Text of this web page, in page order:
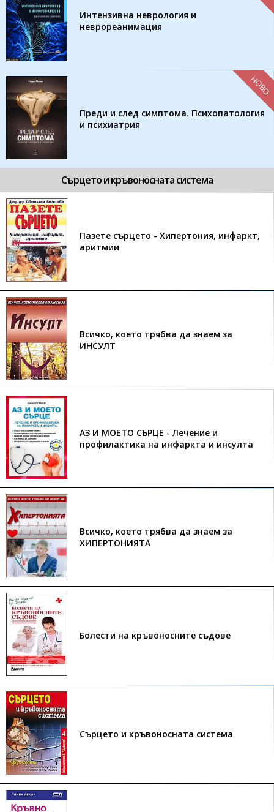
Интензивна неврология и
неврореанимация
Преди и след симптома. Психопатология
и психиатрия
НОВО
Сърцето и кръвоносната система
Пазете сърцето - Хипертония, инфаркт,
аритмии
Всичко, което трябва да знаем за
ИНСУЛТ
АЗ И МОЕТО СЪРЦЕ - Лечение и
профилактика на инфаркта и инсулта
Всичко, което трябва да знаем за
ХИПЕРТОНИЯТА
Болести на кръвоносните съдове
Сърцето и кръвоносната система